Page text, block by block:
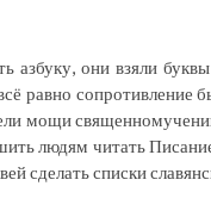
азбуку, они взяли
равно
мощи
людям читать
сделать списки